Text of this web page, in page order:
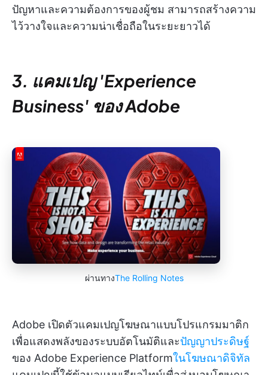
ปัญหาและความต้องการของผู้ชม สามารถสร้างความ
ไว้วางใจและความน่าเชื่อถือในระยะยาวได้
3. แคมเปญ 'Experience
Business' ของ Adobe
ผ่านทางThe Rolling Notes
Adobe เปิดตัวแคมเปญโฆษณาแบบโปรแกรมมาติก
เพื่อแสดงพลังของระบบอัตโนมัติและปัญญาประดิษฐ์
ของ Adobe Experience Platformในโฆษณาดิจิทัล